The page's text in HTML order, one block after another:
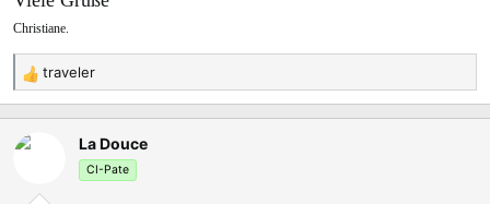
Christiane.
R
e
a
k
traveler
La Douce
CI-Pate